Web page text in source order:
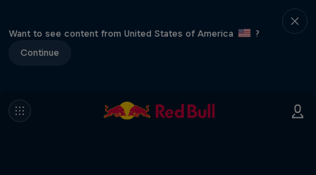
Want to see content from United States of America
?
Continue